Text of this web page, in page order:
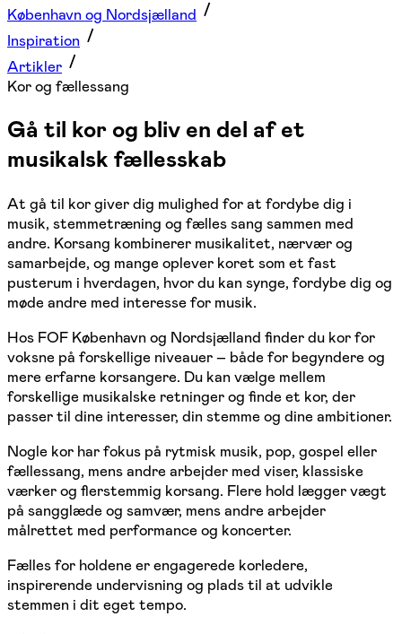
København og Nordsjælland
Inspiration
Artikler
Kor og fællessang
Gå til kor og bliv en del af et
musikalsk fællesskab
At gå til kor giver dig mulighed for at fordybe dig i
musik, stemmetræning og fælles sang sammen med
andre. Korsang kombinerer musikalitet, nærvær og
samarbejde, og mange oplever koret som et fast
pusterum i hverdagen, hvor du kan synge, fordybe dig og
møde andre med interesse for musik.
Hos FOF København og Nordsjælland finder du kor for
voksne på forskellige niveauer – både for begyndere og
mere erfarne korsangere. Du kan vælge mellem
forskellige musikalske retninger og finde et kor, der
passer til dine interesser, din stemme og dine ambitioner.
Nogle kor har fokus på rytmisk musik, pop, gospel eller
fællessang, mens andre arbejder med viser, klassiske
værker og flerstemmig korsang. Flere hold lægger vægt
på sangglæde og samvær, mens andre arbejder
målrettet med performance og koncerter.
Fælles for holdene er engagerede korledere,
inspirerende undervisning og plads til at udvikle
stemmen i dit eget tempo.